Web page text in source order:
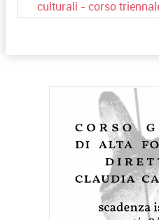
culturali - corso